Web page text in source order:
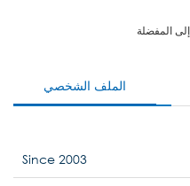
المفضلة
الملف الشخصي
Since 2003